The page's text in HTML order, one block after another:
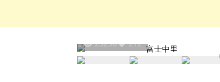
23298 212